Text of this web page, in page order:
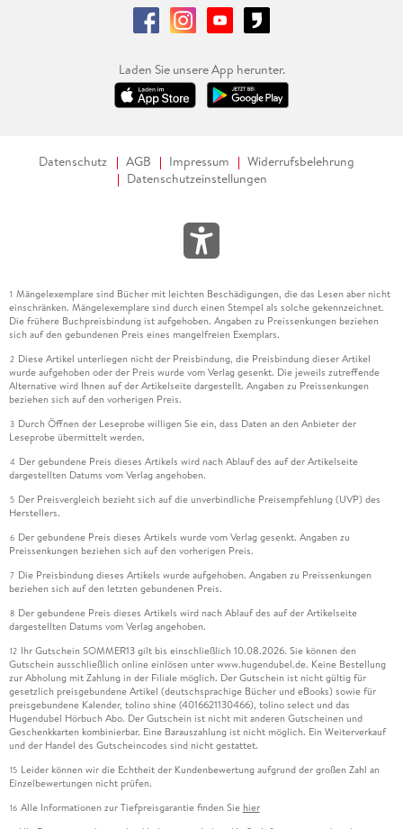
Laden Sie unsere App herunter.
Datenschutz AGB Impressum
Widerrufsbelehrung
Datenschutzeinstellungen
1 Mängelexemplare sind Bücher mit leichten Beschädigungen, die das Lesen aber nicht
einschränken. Mängelexemplare sind durch einen Stempel als solche gekennzeichnet.
Die frühere Buchpreisbindung ist aufgehoben. Angaben zu Preissenkungen beziehen
sich auf den gebundenen Preis eines mangelfreien Exemplars.
2 Diese Artikel unterliegen nicht der Preisbindung, die Preisbindung dieser Artikel
wurde aufgehoben oder der Preis wurde vom Verlag gesenkt. Die jeweils zutreffende
Alternative wird Ihnen auf der Artikelseite dargestellt. Angaben zu Preissenkungen
beziehen sich auf den vorherigen Preis.
3 Durch Öffnen der Leseprobe willigen Sie ein, dass Daten an den Anbieter der
Leseprobe übermittelt werden.
4 Der gebundene Preis dieses Artikels wird nach Ablauf des auf der Artikelseite
dargestellten Datums vom Verlag angehoben.
5 Der Preisvergleich bezieht sich auf die unverbindliche Preisempfehlung (UVP) des
Herstellers.
6 Der gebundene Preis dieses Artikels wurde vom Verlag gesenkt. Angaben zu
Preissenkungen beziehen sich auf den vorherigen Preis.
7 Die Preisbindung dieses Artikels wurde aufgehoben. Angaben zu Preissenkungen
beziehen sich auf den letzten gebundenen Preis.
8 Der gebundene Preis dieses Artikels wird nach Ablauf des auf der Artikelseite
dargestellten Datums vom Verlag angehoben.
12 Ihr Gutschein SOMMER13 gilt bis einschließlich 10.08.2026. Sie können den
Gutschein ausschließlich online einlösen unter www.hugendubel.de. Keine Bestellung
zur Abholung mit Zahlung in der Filiale möglich. Der Gutschein ist nicht gültig für
gesetzlich preisgebundene Artikel (deutschsprachige Bücher und eBooks) sowie für
preisgebundene Kalender, tolino shine (4016621130466), tolino select und das
Hugendubel Hörbuch Abo. Der Gutschein ist nicht mit anderen Gutscheinen und
Geschenkkarten kombinierbar. Eine Barauszahlung ist nicht möglich. Ein Weiterverkauf
und der Handel des Gutscheincodes sind nicht gestattet.
15 Leider können wir die Echtheit der Kundenbewertung aufgrund der großen Zahl an
Einzelbewertungen nicht prüfen.
16 Alle Informationen zur Tiefpreisgarantie finden Sie hier